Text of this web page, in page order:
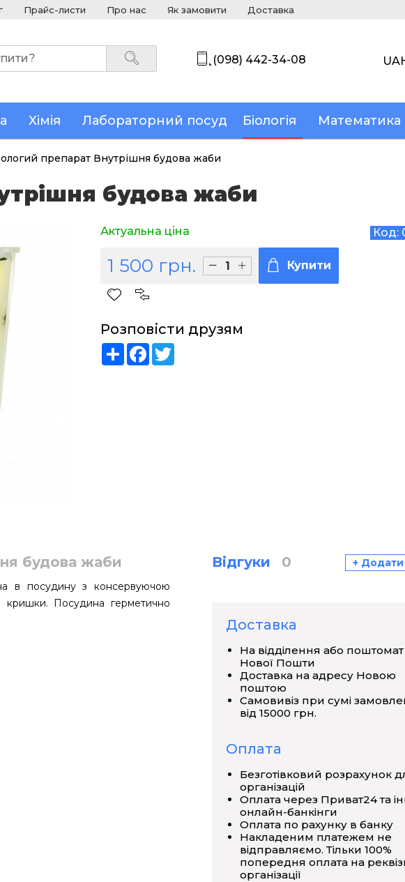
Прайс-листи Про нас Як замовити Доставка
(098) 442-34-08
Хімія Лабораторний посуд Біологія Математика
препарат Внутрішня будова жаби
будова жаби
Код:
Актуальна ціна
1 500 грн. Купити
Розповісти друзям
ShareFacebook
будова жаби
в посудину з консервуючою
кришки. Посудина герметично
жаби в прозорому пластику. На
Відгуки 0 + Додати
Доставка
На відділення або поштомат
Нової Пошти
Доставка на адресу Новою
поштою
Самовивіз при сумі
від 15000 грн.
Оплата
Безготівковий розрахунок
організацій
Оплата через Приват24 та
онлайн-банкінги
Оплата по рахунку в банку
Накладеним платежем не
відправляємо. Тільки 100%
попередня оплата на
організації